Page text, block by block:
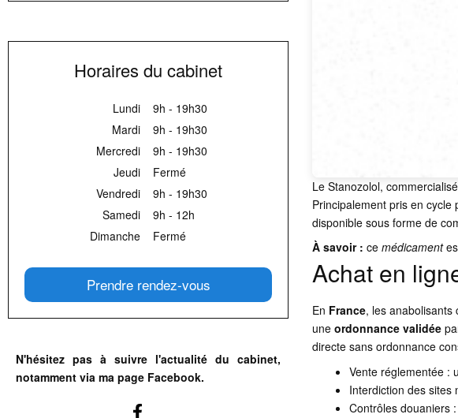
Le Stanozolol,
Principalement pris en
disponible sous forme de
À savoir : cemédicament
Achat en
En France, les anabolisants
uneordonnance validée
directe sans ordonnance
Vente réglementée :
Interdiction des sites
Contrôles douaniers
Horaires du cabinet
Lundi
9h - 19h30
Mardi
9h - 19h30
Mercredi
9h - 19h30
Jeudi
Fermé
Vendredi
9h - 19h30
Samedi
9h - 12h
Dimanche
Fermé
Prendre rendez-vous
N'hésitez pas à suivre l'actualité du cabinet,
notamment via ma page Facebook.